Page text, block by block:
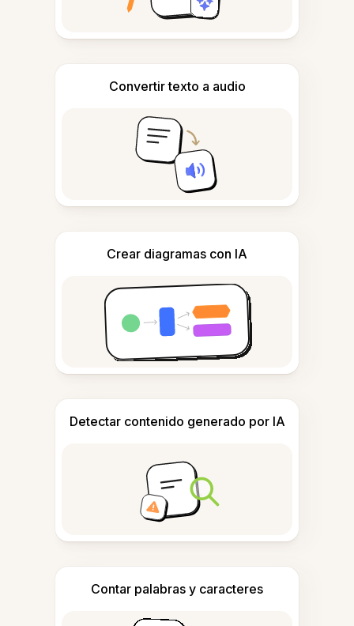
Convertir texto a audio
Crear diagramas con IA
Detectar contenido generado por IA
Contar palabras y caracteres